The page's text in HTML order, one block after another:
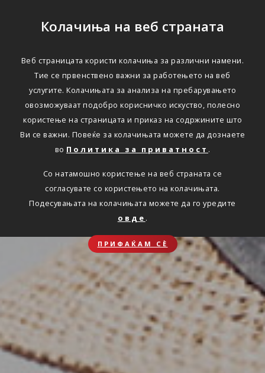
Колачиња на веб страната
Веб страницата користи колачиња за различни намени.
Тие се првенствено важни за работењето на веб
услугите. Колачињата за анализа на пребарувањето
овозможуваат подобро корисничко искуство, полесно
користење на страницата и приказ на содржините што
Ви се важни. Повеќе за колачињата можете да дознаете
во Политика за приватност .
Со натамошно користење на веб страната се
согласувате со користењето на колачињата.
Подесувањата на колачињата можете да го уредите
овде .
ПРИФАЌАМ СЀ